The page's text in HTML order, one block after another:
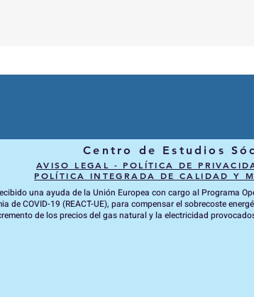
Centro de Estudios
AVISO LEGAL - POLÍTICA DE
POLÍTICA INTEGRADA DE CALIDAD Y
una ayuda de la Unión Europea con cargo al Programa
de COVID-19 (REACT-UE), para compensar el sobrecoste
de los precios del gas natural y la electricidad